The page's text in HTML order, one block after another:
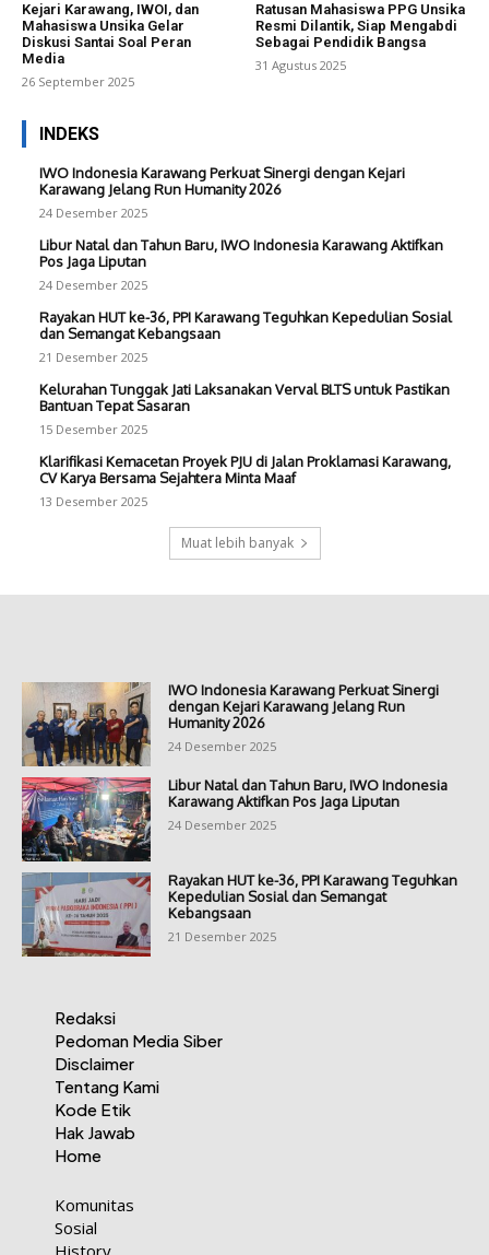
Kejari Karawang, IWOI, dan
Mahasiswa Unsika Gelar
Diskusi Santai Soal Peran
Media
26 September 2025
Ratusan Mahasiswa PPG Unsika
Resmi Dilantik, Siap Mengabdi
Sebagai Pendidik Bangsa
31 Agustus 2025
INDEKS
IWO Indonesia Karawang Perkuat Sinergi dengan Kejari
Karawang Jelang Run Humanity 2026
24 Desember 2025
Libur Natal dan Tahun Baru, IWO Indonesia Karawang Aktifkan
Pos Jaga Liputan
24 Desember 2025
Rayakan HUT ke-36, PPI Karawang Teguhkan Kepedulian Sosial
dan Semangat Kebangsaan
21 Desember 2025
Kelurahan Tunggak Jati Laksanakan Verval BLTS untuk Pastikan
Bantuan Tepat Sasaran
15 Desember 2025
Klarifikasi Kemacetan Proyek PJU di Jalan Proklamasi Karawang,
CV Karya Bersama Sejahtera Minta Maaf
13 Desember 2025
Muat lebih banyak
IWO Indonesia Karawang Perkuat Sinergi
dengan Kejari Karawang Jelang Run
Humanity 2026
24 Desember 2025
Libur Natal dan Tahun Baru, IWO Indonesia
Karawang Aktifkan Pos Jaga Liputan
24 Desember 2025
Rayakan HUT ke-36, PPI Karawang Teguhkan
Kepedulian Sosial dan Semangat
Kebangsaan
21 Desember 2025
Redaksi
Pedoman Media Siber
Disclaimer
Tentang Kami
Kode Etik
Hak Jawab
Home
Komunitas
Sosial
History